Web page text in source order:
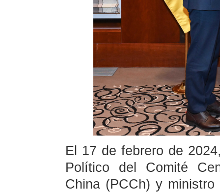
El 17 de febrero de
Político del Comité
China (PCCh) y